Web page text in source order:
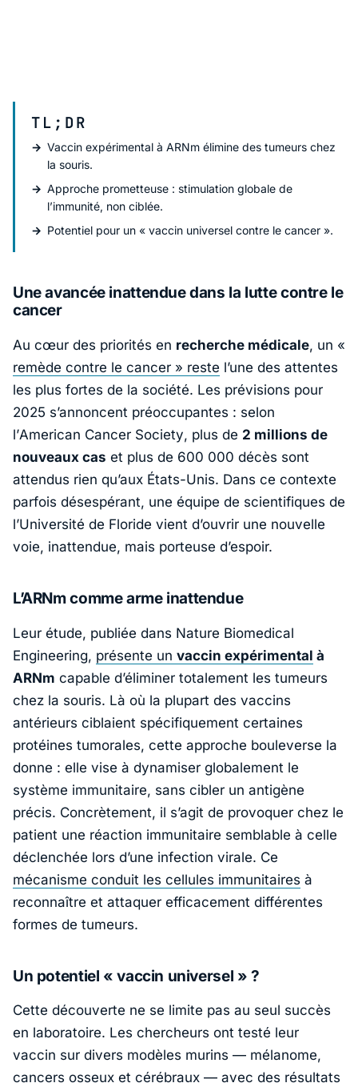
TL;DR
Vaccin expérimental à ARNm élimine des tumeurs chez
la souris.
Approche prometteuse : stimulation globale de
l’immunité, non ciblée.
Potentiel pour un « vaccin universel contre le cancer ».
Une avancée inattendue dans la lutte contre le
cancer
Au cœur des priorités en recherche médicale, un «
remède contre le cancer » reste l’une des attentes
les plus fortes de la société. Les prévisions pour
2025 s’annoncent préoccupantes : selon
l’American Cancer Society, plus de 2 millions de
nouveaux cas et plus de 600 000 décès sont
attendus rien qu’aux États-Unis. Dans ce contexte
parfois désespérant, une équipe de scientifiques de
l’Université de Floride vient d’ouvrir une nouvelle
voie, inattendue, mais porteuse d’espoir.
L’ARNm comme arme inattendue
Leur étude, publiée dans Nature Biomedical
Engineering, présente un vaccin expérimental à
ARNm capable d’éliminer totalement les tumeurs
chez la souris. Là où la plupart des vaccins
antérieurs ciblaient spécifiquement certaines
protéines tumorales, cette approche bouleverse la
donne : elle vise à dynamiser globalement le
système immunitaire, sans cibler un antigène
précis. Concrètement, il s’agit de provoquer chez le
patient une réaction immunitaire semblable à celle
déclenchée lors d’une infection virale. Ce
mécanisme conduit les cellules immunitaires à
reconnaître et attaquer efficacement différentes
formes de tumeurs.
Un potentiel « vaccin universel » ?
Cette découverte ne se limite pas au seul succès
en laboratoire. Les chercheurs ont testé leur
vaccin sur divers modèles murins — mélanome,
cancers osseux et cérébraux — avec des résultats